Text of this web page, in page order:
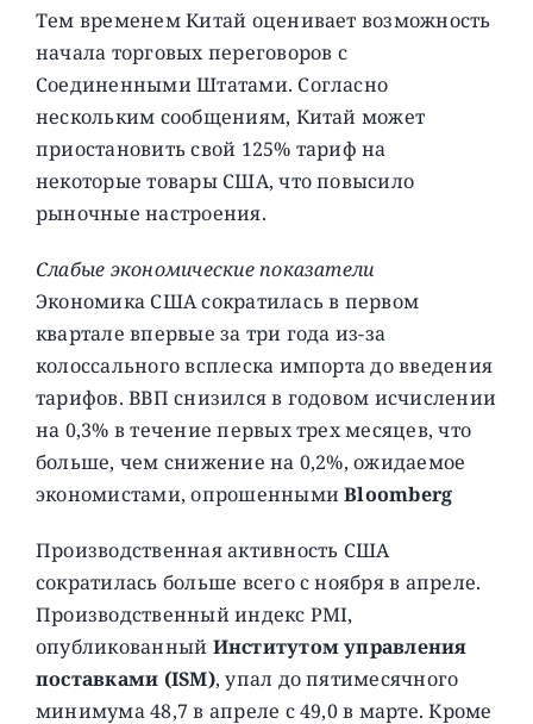
Тем временем Китай оценивает возможность
начала торговых переговоров с
Соединенными Штатами. Согласно
нескольким сообщениям, Китай может
приостановить свой 125% тариф на
некоторые товары США, что повысило
рыночные настроения.
Слабые экономические показатели
Экономика США сократилась в первом
квартале впервые за три года из-за
колоссального всплеска импорта до введения
тарифов. ВВП снизился в годовом исчислении
на 0,3% в течение первых трех месяцев, что
больше, чем снижение на 0,2%, ожидаемое
экономистами, опрошеннымиBloomberg
Производственная активность США
сократилась больше всего с ноября в апреле.
Производственный индекс PMI,
опубликованный Институтом управления
поставками (ISM), упал до пятимесячного
минимума 48,7 в апреле с 49,0 в марте. Кроме